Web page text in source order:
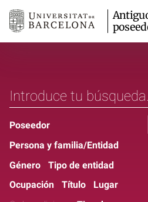
Poseedor
Persona y familia/Entidad
Género
Tipo de entidad
Ocupación
Título
Lugar